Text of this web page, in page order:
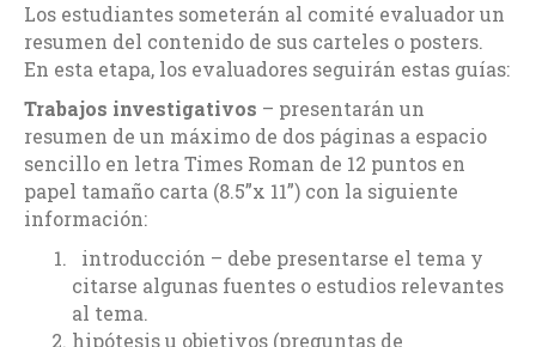
Los estudiantes someterán al comité evaluador un
resumen del contenido de sus carteles o posters.
En esta etapa, los evaluadores seguirán estas guías:
Trabajos investigativos – presentarán un
resumen de un máximo de dos páginas a espacio
sencillo en letra Times Roman de 12 puntos en
papel tamaño carta (8.5”x 11”) con la siguiente
información:
introducción – debe presentarse el tema y
citarse algunas fuentes o estudios relevantes
al tema.
hipótesis u objetivos (preguntas de